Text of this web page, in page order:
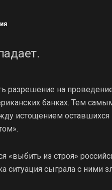
разрешение на
банках. Тем
истощением оставшихся
из строя»
ситуация сыграла с ними